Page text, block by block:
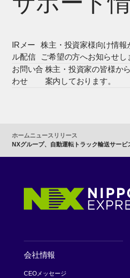
IRメー
ル配信
株主・投資家様向け情報
ご希望の方へお知らせし
お問い合
わせ
株主・投資家の皆様か
案内しております。
ホームニュースリリース
NXグループ、自動運転トラック輸送サー
会社情報
CEOメッセージ